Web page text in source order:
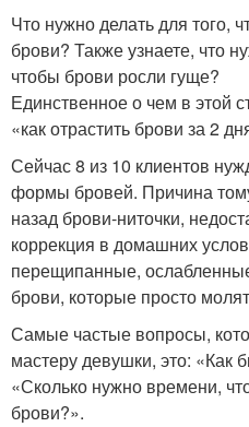
Что нужно делать для того,
брови? Также узнаете, что
чтобы брови росли гуще?
Единственное о чем в этой
«как отрастить брови за 2
Сейчас 8 из 10 клиентов
формы бровей. Причина
назад брови-ниточки,
коррекция в домашних
перещипанные,
брови, которые просто
Самые частые вопросы,
мастеру девушки, это: «Как
«Сколько нужно времени,
брови?».